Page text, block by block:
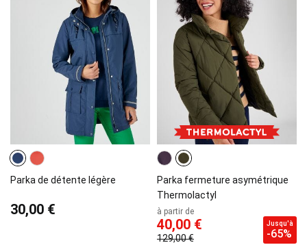
Parka de détente légère
30,00 €
Parka fermeture asymétrique
Thermolactyl
à partir de
40,00 €
129,00 €
Jusqu'à
-65%